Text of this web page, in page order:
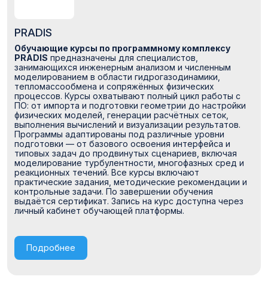
PRADIS
Обучающие курсы по программному комплексу
PRADIS предназначены для специалистов,
занимающихся инженерным анализом и численным
моделированием в области гидрогазодинамики,
тепломассообмена и сопряжённых физических
процессов. Курсы охватывают полный цикл работы с
ПО: от импорта и подготовки геометрии до настройки
физических моделей, генерации расчётных сеток,
выполнения вычислений и визуализации результатов.
Программы адаптированы под различные уровни
подготовки — от базового освоения интерфейса и
типовых задач до продвинутых сценариев, включая
моделирование турбулентности, многофазных сред и
реакционных течений. Все курсы включают
практические задания, методические рекомендации и
контрольные задачи. По завершении обучения
выдаётся сертификат. Запись на курс доступна через
личный кабинет обучающей платформы.
Подробнее